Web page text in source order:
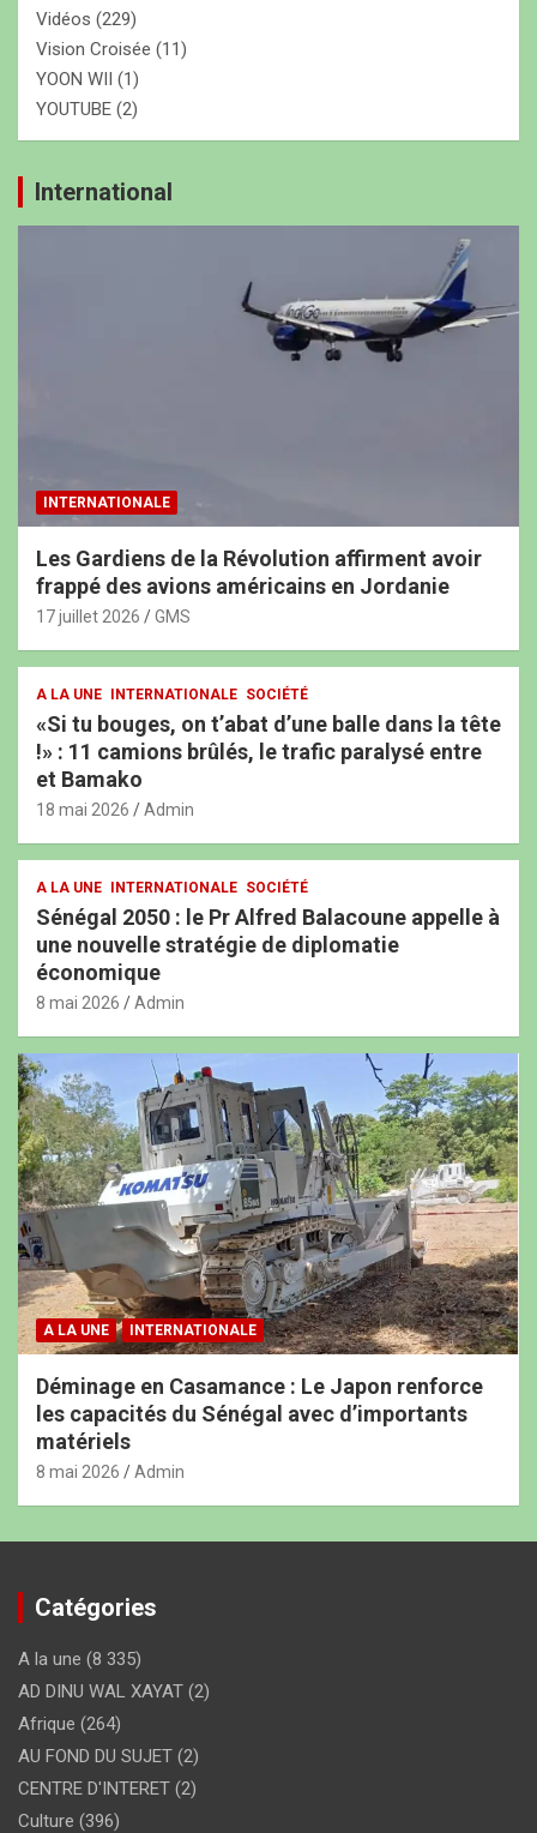
Vidéos (229)
Vision Croisée (11)
YOON WII
(1)
YOUTUBE (2)
International
INTERNATIONALE
Les Gardiens de la Révolution affirment avoir
frappé des avions américains en Jordanie
17 juillet 2026 GMS
A LA UNE INTERNATIONALE SOCIÉTÉ
«Si tu bouges, on t’abat d’une balle dans la tête
!» : 11 camions brûlés, le trafic paralysé entre
et Bamako
18 mai 2026 Admin
A LA UNE INTERNATIONALE SOCIÉTÉ
Sénégal 2050 : le Pr Alfred Balacoune appelle à
une nouvelle stratégie de diplomatie
économique
8 mai 2026 Admin
A LA UNE INTERNATIONALE
Déminage en Casamance : Le Japon renforce
les capacités du Sénégal avec d’importants
matériels
8 mai 2026 Admin
Catégories
A la une (8 335)
AD DINU WAL XAYAT (2)
Afrique (264)
AU FOND DU SUJET (2)
CENTRE D'INTERET (2)
Culture (396)